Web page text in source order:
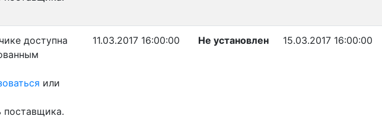
доступна
или
поставщика.
11.03.2017 16:00:00 Не установлен 15.03.2017 16:00:00